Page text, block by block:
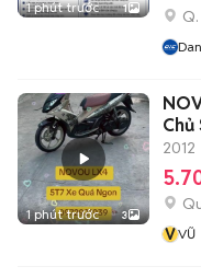
1 phút trước 1
1 phút trước 3
NOVOU
Chủ
2012
VVŨ